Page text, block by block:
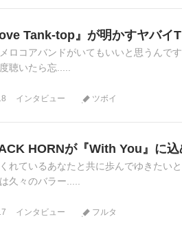
Tank-top』が明かすヤバイ
メロコアバンドがいてもいいと思うん
聴いたら忘.....
インタビュー ツボイ
HORNが『With You』に
くれているあなたと共に歩んでゆきたい
久々のバラー.....
インタビュー フルタ